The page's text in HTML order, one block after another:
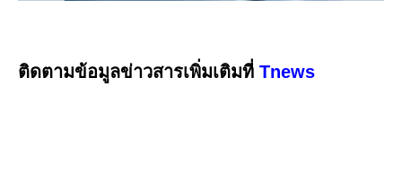
ติดตามข้อมูลข่าวสารเพิ่มเติมที่ Tnews